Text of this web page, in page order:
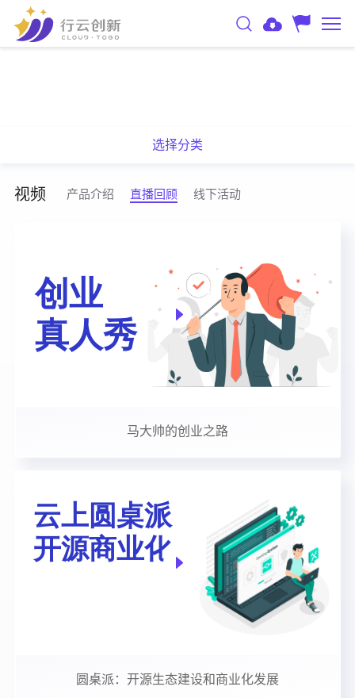
选择分类
视频 产品介绍 直播回顾 线下活动
马大帅的创业之路
圆桌派：开源生态建设和商业化发展